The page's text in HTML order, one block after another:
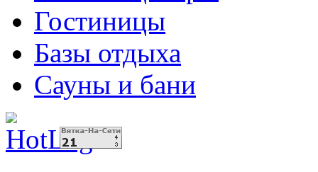
Гостиницы
Базы отдыха
Сауны и бани